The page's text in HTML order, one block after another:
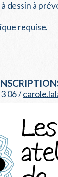
dessin à
requise.
06 /